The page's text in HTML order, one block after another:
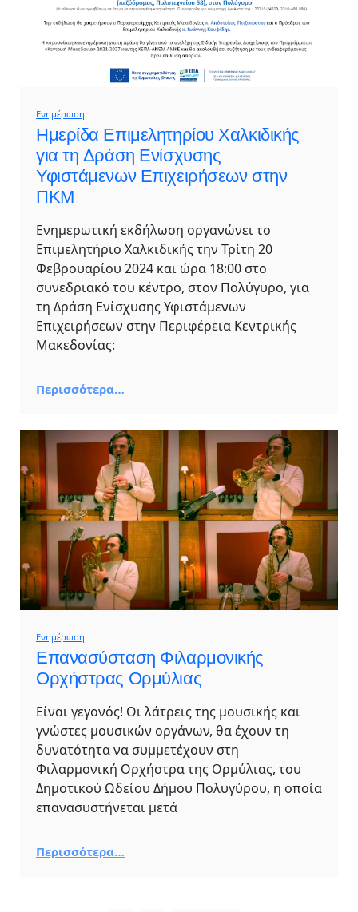
Ενημέρωση
Ημερίδα Επιμελητηρίου Χαλκιδικής
για τη Δράση Ενίσχυσης
Υφιστάμενων Επιχειρήσεων στην
ΠΚΜ
Ενημερωτική εκδήλωση οργανώνει το
Επιμελητήριο Χαλκιδικής την Τρίτη 20
Φεβρουαρίου 2024 και ώρα 18:00 στο
συνεδριακό του κέντρο, στον Πολύγυρο, για
τη Δράση Ενίσχυσης Υφιστάμενων
Επιχειρήσεων στην Περιφέρεια Κεντρικής
Μακεδονίας:
Περισσότερα…
Ενημέρωση
Επανασύσταση Φιλαρμονικής
Ορχήστρας Ορμύλιας
Είναι γεγονός! Οι λάτρεις της μουσικής και
γνώστες μουσικών οργάνων, θα έχουν τη
δυνατότητα να συμμετέχουν στη
Φιλαρμονική Ορχήστρα της Ορμύλιας, του
Δημοτικού Ωδείου Δήμου Πολυγύρου, η οποία
επανασυστήνεται μετά
Περισσότερα…